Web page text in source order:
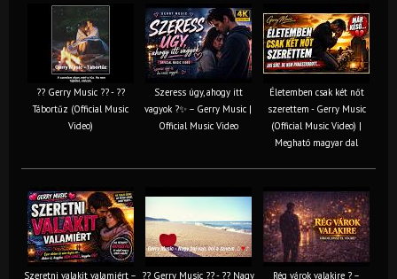
?? Gerry Music ?? - ??
Tábortűz (Official Music
Video)
Szeress úgy, ahogy itt
vagyok ?✨ – Gerry Music |
Official Music Video
Életemben csak két nőt
szerettem - Gerry Music
(Official Music Video) |
Megható magyar dal
Szeretni valakit valamiért – ?? Gerry Music ?? - ?? Nagy
Rég várok valakire ? –